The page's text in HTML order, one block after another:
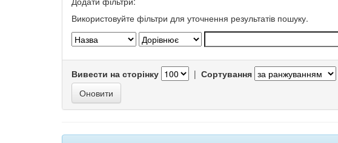
Використовуйте фільтри для уточнення результатів пошуку.
Вивести на сторінку | Сортування